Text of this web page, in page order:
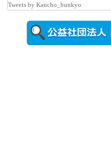
Tweets by Kancho_bunkyo